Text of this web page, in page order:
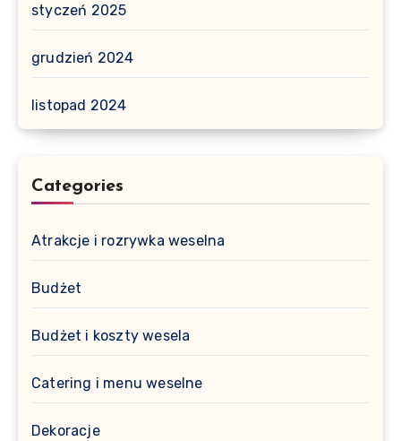
styczeń 2025
grudzień 2024
listopad 2024
Categories
Atrakcje i rozrywka weselna
Budżet
Budżet i koszty wesela
Catering i menu weselne
Dekoracje